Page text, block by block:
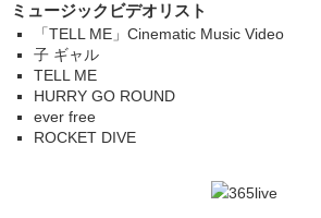
ミュージックビデオリスト
「TELL ME」Cinematic Music Video
子 ギャル
TELL ME
HURRY GO ROUND
ever free
ROCKET DIVE